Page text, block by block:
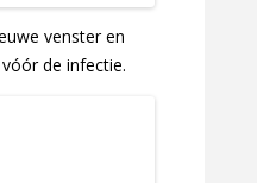
venster en
de infectie.